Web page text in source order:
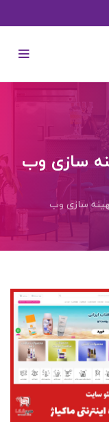
سازی وب
سازی وب